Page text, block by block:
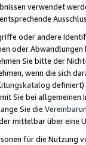
verwendet
oder andere
oder
Sie bitte der
wenn die sich
definiert)
Sie bei
Sie die
mittelbar über eine
für die Nutzung